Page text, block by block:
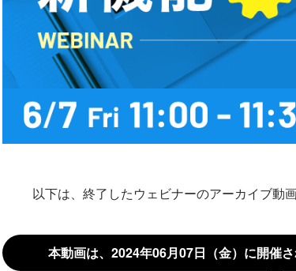
以下は、終了したウェビナーのアーカイブ動画
本動画は、2024年06月07日（金）に開催